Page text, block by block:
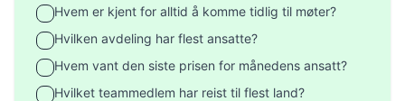
Hvem er kjent for alltid å komme tidlig til møter?
Hvilken avdeling har flest ansatte?
Hvem vant den siste prisen for månedens ansatt?
Hvilket teammedlem har reist til flest land?